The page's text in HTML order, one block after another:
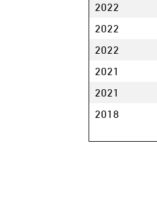
2022
2022
2022
2021
2021
2018